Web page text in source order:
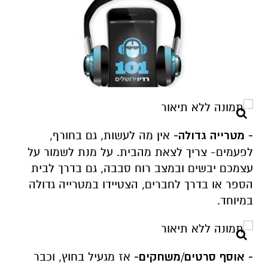
- מטרייה גדולה- אין מה לעשות, גם בחורף,
לפעמים- צריך לצאת מהבית. על מנת לשמור על
עצמכם יבשים ובמצב רוח סבבה, גם בדרך לבית
הספר או בדרך לחברים, הצטיידו במטרייה גדולה
במיוחד.
- אוסף סרטים/משחקים- אז מגעיל בחוץ, וכבר